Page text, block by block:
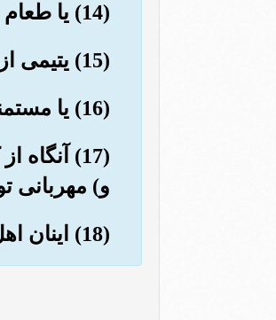
(14) یا طعام دادن در روز قحطی (وگرسنگی),
(15) یتیمی از خویشاوندان,
(16) یا مستمندی خاک نشین را,
(17)
و) مهربانی
(18) اینان اهل سعادتند (که فامۀ اعمالشان به دست راستشان می دهند وبه بهشت می روند).